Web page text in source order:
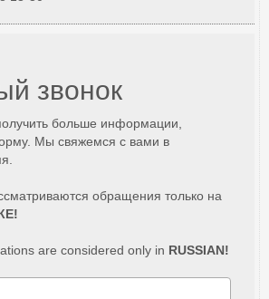
звонок
больше информации,
Мы свяжемся с вами в
обращения только на
are considered only in RUSSIAN!